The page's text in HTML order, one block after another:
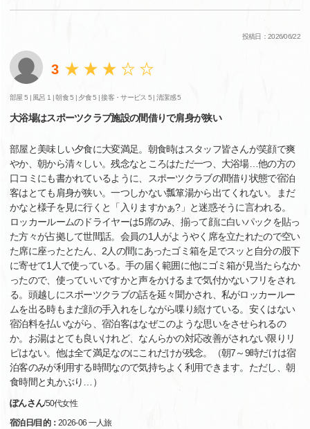
投稿日：2026/06/22
3
部屋 5 | 風呂 1 |朝食 5 | 夕食 5 |接客・サービス 5 |清潔感 5
大浴場はスポーツクラブ施設の間借りで肩身が狭い
部屋と美味しい夕食に大変満足。朝食時はスタッフ皆さんが笑顔で爽
やか、朝から清々しい。残念なところはただ一つ、大浴場…他の方の
口コミにも書かれているように、スポーツクラブの間借り状態で宿泊
客はとても肩身が狭い。一つしかない瓢箪湯から出てくれない。まだ
かなと様子を見に行くと「入りますかぁ?」と迷惑そうに言われる。
ロッカールームのドライヤーは5席のみ、揃って顔に白いパックを貼っ
た方々が占拠して世間話。会員の1人がようやく席を立たれたので空い
た席に座ったとたん、2人の間にあったゴミ箱を足でスッと自分の股下
に寄せて1人で使っている。手の届く範囲に他にゴミ箱が見当たらなか
ったので、使っていいですかと声をかけるまで気付かないフリをされ
る。頭越しにスポーツクラブの話を延々聞かされ、私がロッカールー
ムを出る時もまだ顔の手入れをしながら喋り続けている。安くはない
宿泊料を払いながら、宿泊客はなぜこのような思いをさせられるの
か。お湯はとても良いけれど、なんらかの対応改善がされない限りリ
ピはない。他は全て満足なのにこれだけが残念。（朝7～9時だけは宿
泊客のみが利用する時間なので気持ちよく利用できます。ただし、朝
食時間と丸かぶり…）
ぽんさん/50代女性
宿泊日/目的：2026-06 一人旅